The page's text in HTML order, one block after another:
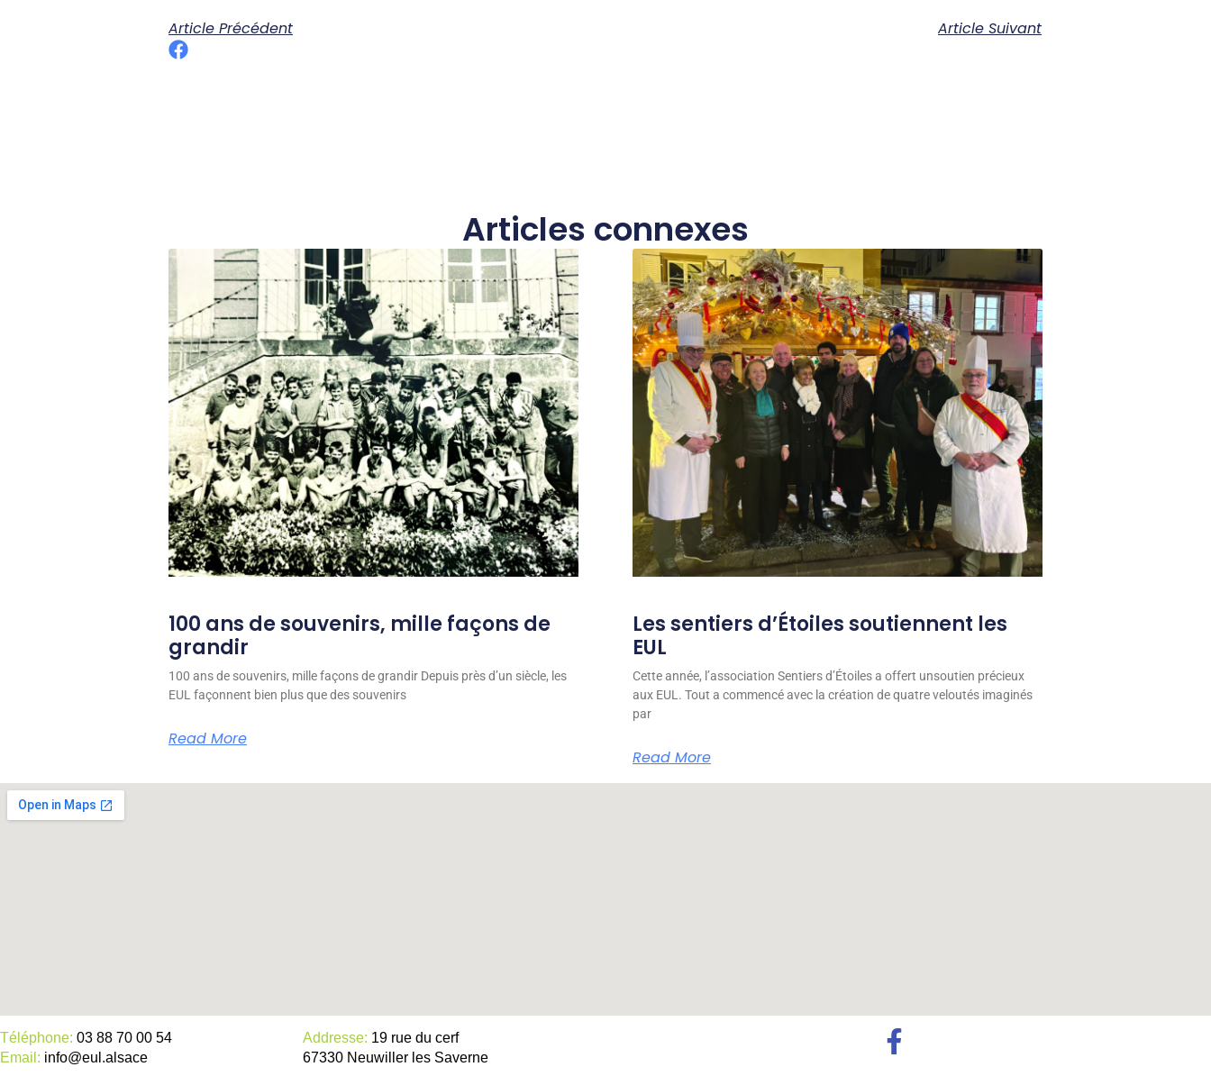
Article Précédent Article Suivant
Articles connexes
100 ans de souvenirs, mille façons de
grandir
100 ans de souvenirs, mille façons de grandir Depuis près d’un siècle, les
EUL façonnent bien plus que des souvenirs
Read More
Les sentiers d’Étoiles soutiennent les
EUL
Cette année, l’association Sentiers d’Étoiles a offert unsoutien précieux
aux EUL. Tout a commencé avec la création de quatre veloutés imaginés
par
Read More
Téléphone: 03 88 70 00 54
Email: info@eul.alsace
Addresse: 19 rue du cerf
67330 Neuwiller les Saverne